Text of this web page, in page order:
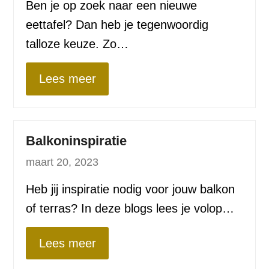
Ben je op zoek naar een nieuwe
eettafel? Dan heb je tegenwoordig
talloze keuze. Zo…
Lees meer
Balkoninspiratie
maart 20, 2023
Heb jij inspiratie nodig voor jouw balkon
of terras? In deze blogs lees je volop…
Lees meer